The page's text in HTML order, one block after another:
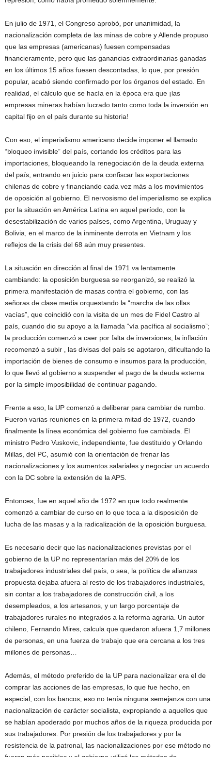
En julio de 1971, el Congreso aprobó, por unanimidad, la
nacionalización completa de las minas de cobre y Allende propuso
que las empresas (americanas) fuesen compensadas
financieramente, pero que las ganancias extraordinarias ganadas
en los últimos 15 años fuesen descontadas, lo que, por presión
popular, acabó siendo confirmado por los órganos del estado. En
realidad, el cálculo que se hacía en la época era que ¡las
empresas mineras habían lucrado tanto como toda la inversión en
capital fijo en el país durante su historia!
Con eso, el imperialismo americano decide imponer el llamado
“bloqueo invisible” del país, cortando los créditos para las
importaciones, bloqueando la renegociación de la deuda externa
del país, entrando en juicio para confiscar las exportaciones
chilenas de cobre y financiando cada vez más a los movimientos
de oposición al gobierno. El nervosismo del imperialismo se explica
por la situación en América Latina en aquel período, con la
desestabilización de varios países, como Argentina, Uruguay y
Bolivia, en el marco de la inminente derrota en Vietnam y los
reflejos de la crisis del 68 aún muy presentes.
La situación en dirección al final de 1971 va lentamente
cambiando: la oposición burguesa se reorganizó, se realizó la
primera manifestación de masas contra el gobierno, con las
señoras de clase media orquestando la “marcha de las ollas
vacías”, que coincidió con la visita de un mes de Fidel Castro al
país, cuando dio su apoyo a la llamada “vía pacífica al socialismo”;
la producción comenzó a caer por falta de inversiones, la inflación
recomenzó a subir , las divisas del país se agotaron, dificultando la
importación de bienes de consumo e insumos para la producción,
lo que llevó al gobierno a suspender el pago de la deuda externa
por la simple imposibilidad de continuar pagando.
Frente a eso, la UP comenzó a deliberar para cambiar de rumbo.
Fueron varias reuniones en la primera mitad de 1972, cuando
finalmente la línea económica del gobierno fue cambiada. El
ministro Pedro Vuskovic, independiente, fue destituido y Orlando
Millas, del PC, asumió con la orientación de frenar las
nacionalizaciones y los aumentos salariales y negociar un acuerdo
con la DC sobre la extensión de la APS.
Entonces, fue en aquel año de 1972 en que todo realmente
comenzó a cambiar de curso en lo que toca a la disposición de
lucha de las masas y a la radicalización de la oposición burguesa.
Es necesario decir que las nacionalizaciones previstas por el
gobierno de la UP no representarían más del 20% de los
trabajadores industriales del país, o sea, la política de alianzas
propuesta dejaba afuera al resto de los trabajadores industriales,
sin contar a los trabajadores de construcción civil, a los
desempleados, a los artesanos, y un largo porcentaje de
trabajadores rurales no integrados a la reforma agraria. Un autor
chileno, Fernando Mires, calcula que quedaron afuera 1,7 millones
de personas, en una fuerza de trabajo que era cercana a los tres
millones de personas…
Además, el método preferido de la UP para nacionalizar era el de
comprar las acciones de las empresas, lo que fue hecho, en
especial, con los bancos; eso no tenía ninguna semejanza con una
nacionalización de carácter socialista, expropiando a aquellos que
se habían apoderado por muchos años de la riqueza producida por
sus trabajadores. Por presión de los trabajadores y por la
resistencia de la patronal, las nacionalizaciones por ese método no